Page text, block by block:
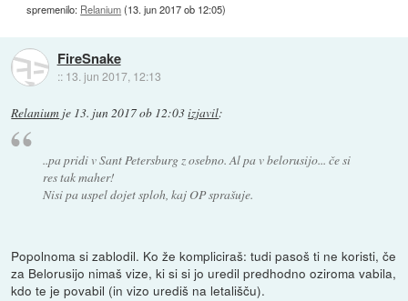
spremenilo: Relanium(13. jun 2017 ob 12:05)
FireSnake
:: 13. jun 2017, 12:13
Relanium je 13. jun 2017 ob 12:03izjavil:
..pa pridi v Sant Petersburg z osebno. Al pa v belorusijo... če si
res tak maher!
Nisi pa uspel dojet sploh, kaj OP sprašuje.
Popolnoma si zablodil. Ko že kompliciraš: tudi pasoš ti ne koristi, če
za Belorusijo nimaš vize, ki si si jo uredil predhodno oziroma vabila,
kdo te je povabil (in vizo urediš na letališču).